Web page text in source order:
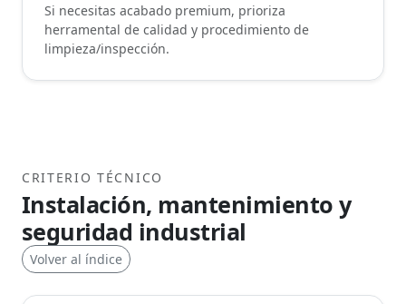
Si necesitas acabado premium, prioriza
herramental de calidad y procedimiento de
limpieza/inspección.
CRITERIO TÉCNICO
Instalación, mantenimiento y
seguridad industrial
Volver al índice